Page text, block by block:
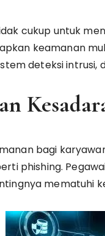
cukup untuk
keamanan
deteksi intrusi,
bagi
phishing.
mematuhi